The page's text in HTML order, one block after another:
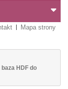
Mapa strony
HDF do